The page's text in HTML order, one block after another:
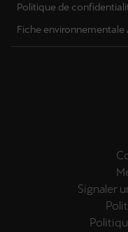
Politique de
Fiche environnementale
Signaler